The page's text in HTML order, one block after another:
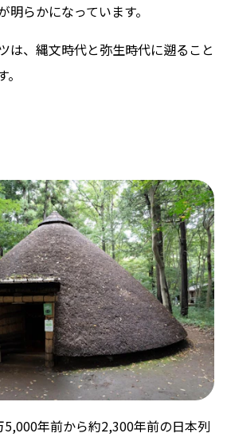
らかになっています。
は、縄文時代と弥生時代に遡ること
年前から約2,300年前の日本列